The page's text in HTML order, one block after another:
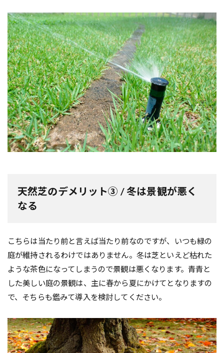
天然芝のデメリット③ / 冬は景観が悪く
なる
こちらは当たり前と言えば当たり前なのですが、いつも緑の
庭が維持されるわけではありません。冬は芝といえど枯れた
ような茶色になってしまうので景観は悪くなります。青青と
した美しい庭の景観は、主に春から夏にかけてとなりますの
で、そちらも鑑みて導入を検討してください。